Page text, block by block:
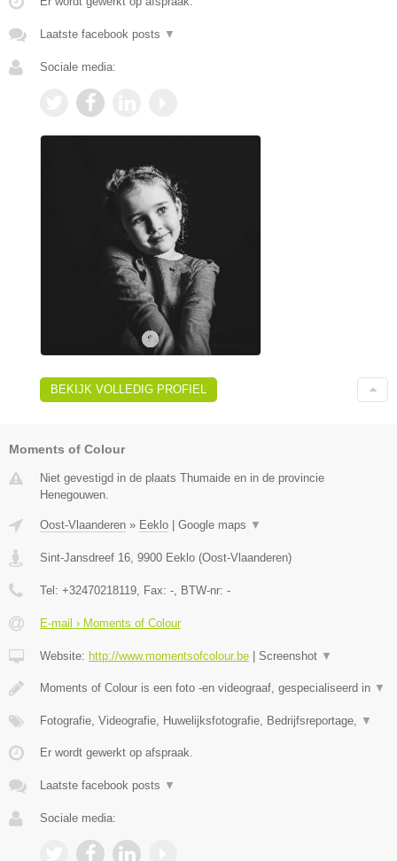
Laatste facebook posts ▼
Sociale media:
BEKIJK VOLLEDIG PROFIEL
Moments of Colour
Niet gevestigd in de plaats Thumaide en in de provincie
Henegouwen.
Oost-Vlaanderen » Eeklo | Google maps ▼
Sint-Jansdreef 16 9900 Eeklo (Oost-Vlaanderen)
Tel: +32470218119 , Fax: - , BTW-nr: -
E-mail › Moments of Colour
Website: http://www.momentsofcolour.be | Screenshot ▼
Moments of Colour is een foto -en videograaf, gespecialiseerd in ▼
Fotografie, Videografie, Huwelijksfotografie, Bedrijfsreportage, ▼
Er wordt gewerkt op afspraak.
Laatste facebook posts ▼
Sociale media: